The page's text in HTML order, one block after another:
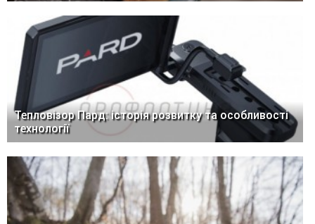
Тепловізор Пард: історія розвитку та особливості
технології